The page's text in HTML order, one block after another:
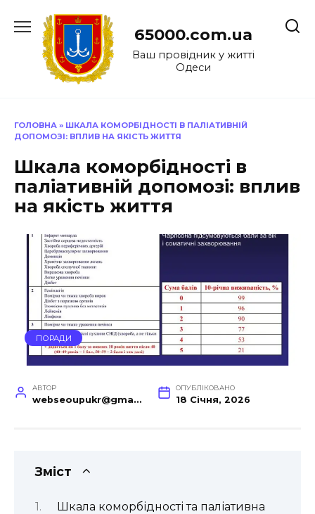
до
65000.com.ua
Ваш провідник у житті
Одеси
ГОЛОВНА » ШКАЛА КОМОРБІДНОСТІ В ПАЛІАТИВНІЙ
ДОПОМОЗІ: ВПЛИВ НА ЯКІСТЬ ЖИТТЯ
Шкала коморбідності в
паліативній допомозі: вплив
на якість життя
ПОРАДИ
АВТОР
webseoupukr@gmail.com
ОПУБЛІКОВАНО
18 Січня, 2026
Зміст
Шкала коморбідності та паліативна